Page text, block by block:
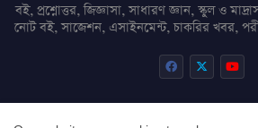
বই, প্রশ্নোত্তর, জিজ্ঞাসা, সাধারণ জ্ঞান, স্কুল ও
নোট বই, সাজেশন, এসাইনমেন্ট, চাকরির খবর,